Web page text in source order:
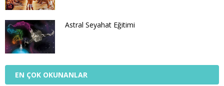
Astral Seyahat Eğitimi
EN ÇOK OKUNANLAR